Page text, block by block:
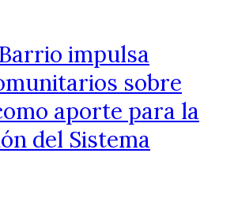
impulsa
sobre
aporte para la
del Sistema